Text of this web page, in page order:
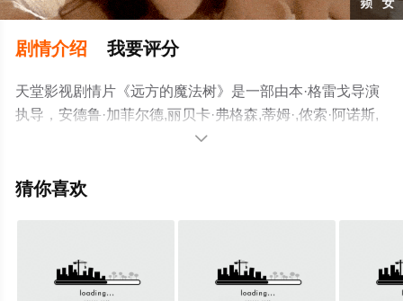
剧情介绍 我要评分
天堂影视剧情片《远方的魔法树》是一部由本·格雷戈导演
执导，安德鲁·加菲尔德,丽贝卡·弗格森,蒂姆·,侬索·阿诺斯,
皮帕·贝内特-华纳,克莱尔·芙伊,马克·希普,汤姆·米滕,西蒙·拉
拉·考夫兰,达斯汀·德姆瑞·伯恩斯,迈克尔·帕林,皮埃尔·伯格
电影、电视猫或剧情网等平台了解。

猜你喜欢